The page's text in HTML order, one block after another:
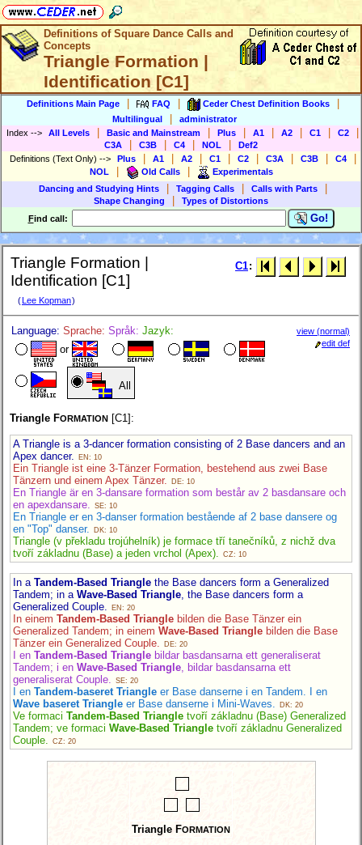
Definitions of Square Dance Calls and
Concepts
Triangle Formation |
Identification [C1]
Definitions Main Page FAQ Ceder Chest Definition Books
Multilingual
administrator
Index --> All Levels Basic and Mainstream Plus A1 A2 C1 C2
C3A C3B C4 NOL
Def2
Definitions (Text Only) --> Plus A1 A2 C1 C2 C3A C3B C4
NOL Old Calls
Experimentals
Dancing and Studying Hints
Tagging Calls Calls with Parts
Shape Changing
Types of Distortions
Find call: Go!
Triangle Formation |
Identification [C1]
( Lee Kopman)
C1:
Language: Sprache: Språk: Jazyk:
or
All
view (normal)
edit def
Triangle FORMATION [C1]:
A Triangle is a 3-dancer formation consisting of 2 Base dancers and an
Apex dancer.
EN: 10
Ein Triangle ist eine 3-Tänzer Formation, bestehend aus zwei Base
Tänzern und einem Apex Tänzer.
DE: 10
En Triangle är en 3-dansare formation som består av 2 basdansare och
en apexdansare.
SE: 10
En Triangle er en 3-danser formation bestående af 2 base dansere og
en "Top" danser.
DK: 10
Triangle (v překladu trojúhelník) je formace tří tanečníků, z nichž dva
tvoří základnu (Base) a jeden vrchol (Apex).
CZ: 10
In a Tandem-Based Triangle the Base dancers form a Generalized
Tandem; in a Wave-Based Triangle, the Base dancers form a
Generalized Couple.
EN: 20
In einem Tandem-Based Triangle bilden die Base Tänzer ein
Generalized Tandem; in einem Wave-Based Triangle bilden die Base
Tänzer ein Generalized Couple.
DE: 20
I en Tandem-Based Triangle bildar basdansarna ett generaliserat
Tandem; i en Wave-Based Triangle, bildar basdansarna ett
generaliserat Couple. SE: 20
I en Tandem-baseret Triangle er Base danserne i en Tandem. I en
Wave baseret Triangle er Base danserne i Mini-Waves. DK: 20
Ve formaci Tandem-Based Triangle tvoří základnu (Base) Generalized
Tandem; ve formaci Wave-Based Triangle tvoří základnu Generalized
Couple. CZ: 20
Triangle FORMATION